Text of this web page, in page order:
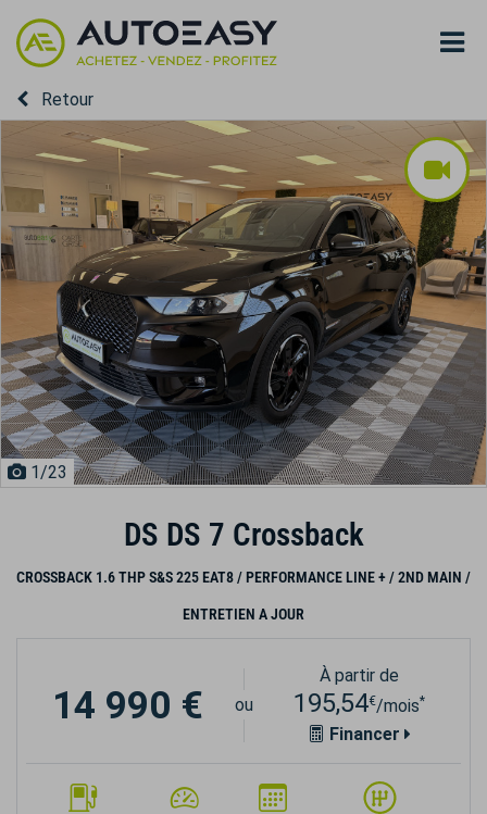
Retour
1 /23
DS DS 7 Crossback
CROSSBACK 1.6 THP S&S 225 EAT8 / PERFORMANCE LINE + / 2ND MAIN /
ENTRETIEN A JOUR
14 990 € ou
À partir de
195,54€/mois*
Financer